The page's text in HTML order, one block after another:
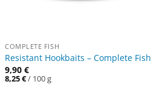
COMPLETE FISH
Resistant Hookbaits – Complete Fish
9,90€
8,25€/ 100g